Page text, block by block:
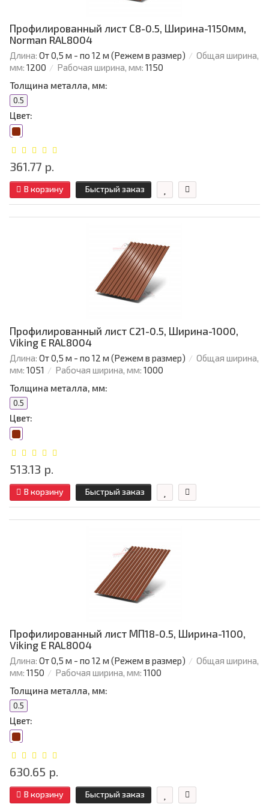
Профилированный лист С8-0.5, Ширина-1150мм,
Norman RAL8004
Длина: От 0,5 м - по 12 м (Режем в размер)
Общая ширина,
мм: 1200 Рабочая ширина, мм: 1150
Толщина металла, мм:
0.5
Цвет:
361.77 р.
В корзину Быстрый заказ
Профилированный лист C21-0.5, Ширина-1000,
Viking E RAL8004
Длина: От 0,5 м - по 12 м (Режем в размер)
Общая ширина,
мм: 1051 Рабочая ширина, мм: 1000
Толщина металла, мм:
0.5
Цвет:
513.13 р.
В корзину Быстрый заказ
Профилированный лист МП18-0.5, Ширина-1100,
Viking E RAL8004
Длина: От 0,5 м - по 12 м (Режем в размер)
Общая ширина,
мм: 1150 Рабочая ширина, мм: 1100
Толщина металла, мм:
0.5
Цвет:
630.65 р.
В корзину Быстрый заказ